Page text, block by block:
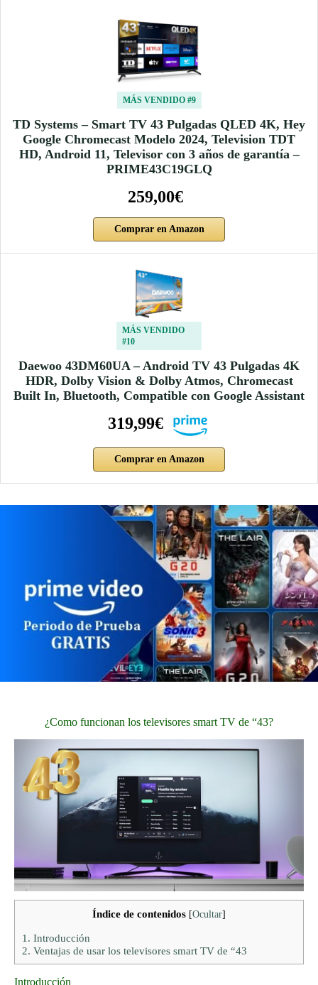
MÁS VENDIDO #9
TD Systems – Smart TV 43 Pulgadas QLED 4K, Hey
Google Chromecast Modelo 2024, Television TDT
HD, Android 11, Televisor con 3 años de garantía –
PRIME43C19GLQ
259,00€
Comprar en Amazon
MÁS VENDIDO
#10
Daewoo 43DM60UA – Android TV 43 Pulgadas 4K
HDR, Dolby Vision & Dolby Atmos, Chromecast
Built In, Bluetooth, Compatible con Google Assistant
319,99€
Comprar en Amazon
¿Como funcionan los televisores smart TV de “43?
Índice de contenidos [Ocultar]
1. Introducción
2. Ventajas de usar los televisores smart TV de “43
Introducción